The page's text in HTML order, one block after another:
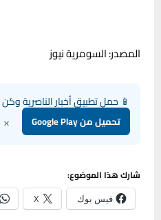
المصدر: السومرية نيوز
📱 حمل تطبيق أخبار الناصرية
تحميل من Google Play ×
شارك هذا الموضوع:
فيس بوك X